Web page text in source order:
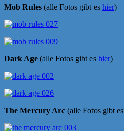
Mob Rules (alle Fotos gibt es hier)
Dark Age (alle Fotos gibt es hier)
The Mercury Arc (alle Fotos gibt es